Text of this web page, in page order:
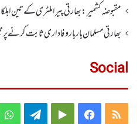
مقبوضہ کشمیر: بھارتی پیرا ملٹری کے تین
بھارتی مسلمان بار بار وفاداری ثابت کرنے پر
Social
RSS
Facebook
Google